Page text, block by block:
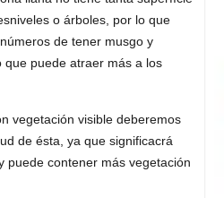
o árboles, por lo que
de tener musgo y
que puede atraer más a los
vegetación visible deberemos
de ésta, ya que significacrá
puede contener más vegetación